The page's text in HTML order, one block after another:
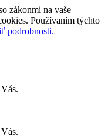
zákonmi na vaše
Používaním týchto
podrobnosti.